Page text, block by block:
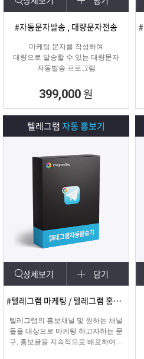
#자동문자발송 , 대량문자전송
마케팅 문자를 작성하여
대량으로 발송할 수 있는 대량문자
자동발송 프로그램
399,000 원
텔레그램자동 홍보기
상세보기 담기
#텔레그램 마케팅 / 텔레그램 홍보글 발송
텔레그램의 홍보채널 및 원하는 채널
들을 대상으로 마케팅 하고자하는 문
구, 홍보글을 지속적으로 배포하여주